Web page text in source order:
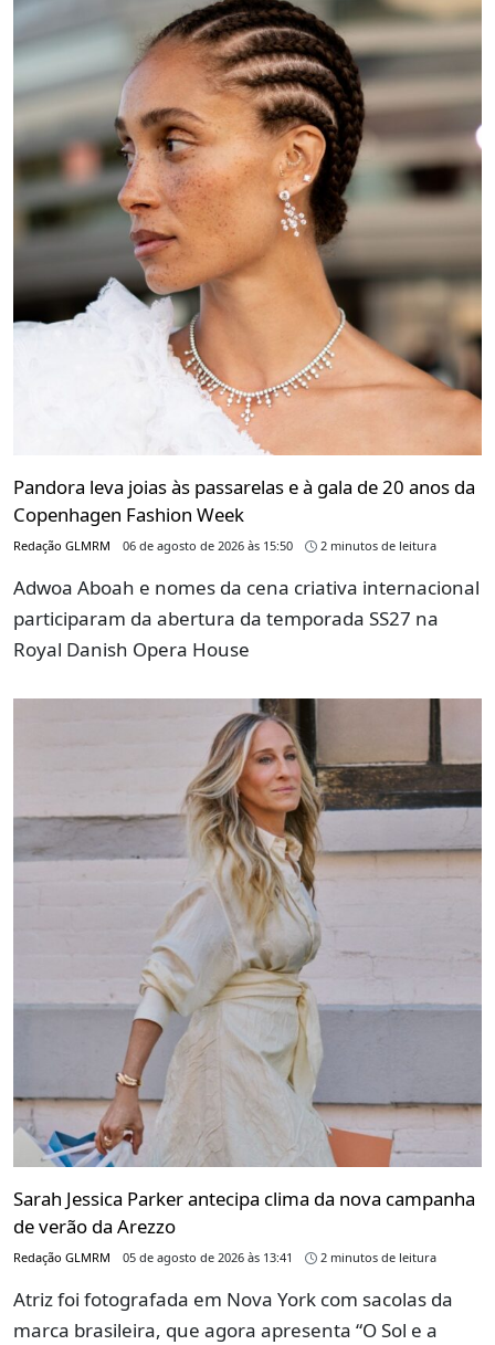
Pandora leva joias às passarelas e à gala de 20 anos da
Copenhagen Fashion Week
Redação GLMRM 06 de agosto de 2026 às 15:50 2 minutos de leitura
Adwoa Aboah e nomes da cena criativa internacional
participaram da abertura da temporada SS27 na
Royal Danish Opera House
Sarah Jessica Parker antecipa clima da nova campanha
de verão da Arezzo
Redação GLMRM 05 de agosto de 2026 às 13:41 2 minutos de leitura
Atriz foi fotografada em Nova York com sacolas da
marca brasileira, que agora apresenta “O Sol e a